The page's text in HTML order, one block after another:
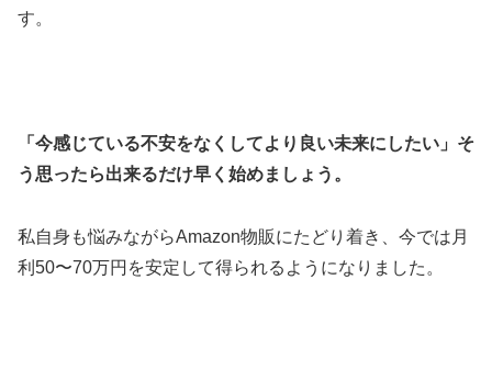
す。
「今感じている不安をなくしてより良い未来にしたい」そ
う思ったら出来るだけ早く始めましょう。
私自身も悩みながらAmazon物販にたどり着き、今では月
利50〜70万円を安定して得られるようになりました。